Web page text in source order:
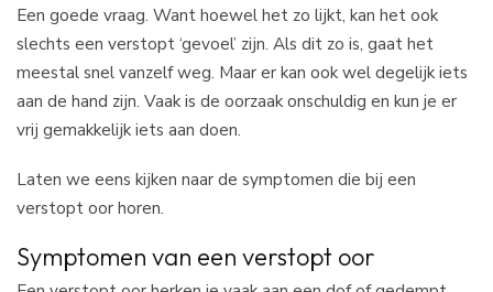
Een goede vraag. Want hoewel het zo lijkt, kan het ook
slechts een verstopt ‘gevoel’ zijn. Als dit zo is, gaat het
meestal snel vanzelf weg. Maar er kan ook wel degelijk iets
aan de hand zijn. Vaak is de oorzaak onschuldig en kun je er
vrij gemakkelijk iets aan doen.
Laten we eens kijken naar de symptomen die bij een
verstopt oor horen.
Symptomen van een verstopt oor